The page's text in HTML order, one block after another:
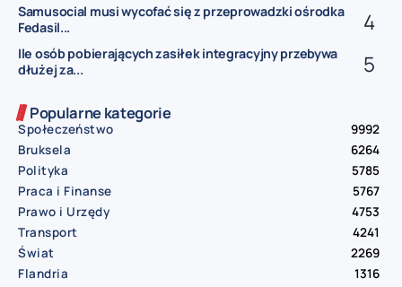
Samusocial musi wycofać się z przeprowadzki ośrodka
Fedasil...
Ile osób pobierających zasiłek integracyjny przebywa
dłużej za...
Popularne kategorie
Społeczeństwo
9992
Bruksela
6264
Polityka
5785
Praca i Finanse
5767
Prawo i Urzędy
4753
Transport
4241
Świat
2269
Flandria
1316